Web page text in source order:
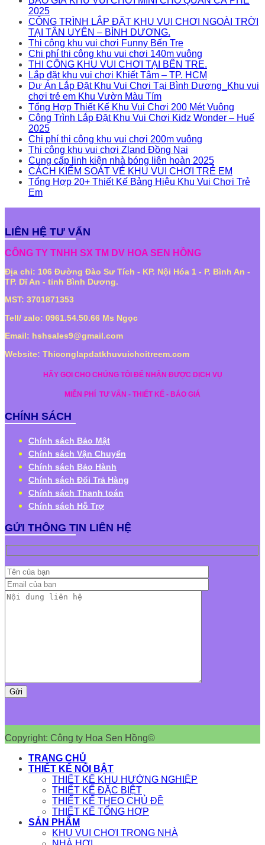
2025
CÔNG TRÌNH LẮP ĐẶT KHU VUI CHƠI NGOÀI TRỜI
TẠI TÂN UYÊN – BÌNH DƯƠNG.
Thi công khu vui chơi Funny Bến Tre
Chi phí thi công khu vui chơi 140m vuông
THI CÔNG KHU VUI CHƠI TẠI BẾN TRE.
Lắp đặt khu vui chơi Khiết Tâm – TP. HCM
Dự Án Lắp Đặt Khu Vui Chơi Tại Bình Dương_Khu vui
chơi trẻ em Khu Vườn Màu Tím
Tổng Hợp Thiết Kế Khu Vui Chơi 200 Mét Vuông
Công Trình Lắp Đặt Khu Vui Chơi Kidz Wonder – Huế
2025
Chi phí thi công khu vui chơi 200m vuông
Thi công khu vui chơi Zland Đồng Nai
Cung cấp linh kiện nhà bóng liên hoàn 2025
CÁCH KIỂM SOÁT VÉ KHU VUI CHƠI TRẺ EM
Tổng Hợp 20+ Thiết Kế Bảng Hiệu Khu Vui Chơi Trẻ
Em
LIÊN HỆ TƯ VẤN
CÔNG TY TNHH SX TM DV HOA SEN HỒNG
Địa chỉ: 106 Đường Đào Sư Tích - KP. Nội Hóa 1 - P. Bình An -
TP. Dĩ An - tỉnh Bình Dương.
MST: 3701871353
Tell/ zalo: 0961.54.50.66 Ms Ngọc
Email: hshsales9@gmail.com
Website: Thiconglapdatkhuvuichoitreem.com
HÃY GỌI CHO CHÚNG TÔI ĐỂ NHẬN ĐƯỢC DỊCH VỤ
MIỄN PHÍ TƯ VẤN - THIẾT KẾ - BÁO GIÁ
CHÍNH SÁCH
Chính sách Bảo Mật
Chính sách Vận Chuyển
Chính sách Bảo Hành
Chính sách Đổi Trả Hàng
Chính sách Thanh toán
Chính sách Hỗ Trợ
GỬI THÔNG TIN LIÊN HỆ
Copyright: Công ty Hoa Sen Hồng©
TRANG CHỦ
THIẾT KẾ NỔI BẬT
THIẾT KẾ KHU HƯỚNG NGHIỆP
THIẾT KẾ ĐẶC BIỆT
THIẾT KẾ THEO CHỦ ĐỀ
THIẾT KẾ TỔNG HỢP
SẢN PHẨM
KHU VUI CHƠI TRONG NHÀ